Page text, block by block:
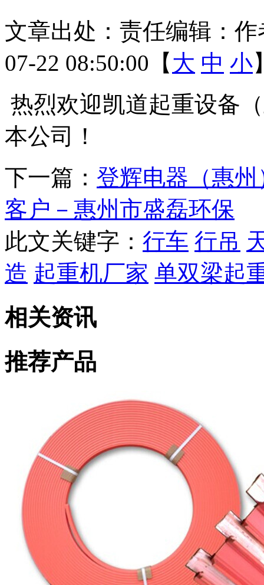
文章出处： 责任编辑： 作
07-22 08:50:00【 大 中 小
热烈欢迎凯道起重设备
本公司！
下一篇： 登辉电器（惠
客户－惠州市盛磊环保
此文关键字： 行车 行吊
造 起重机厂家 单双梁起
相关资讯
推荐产品